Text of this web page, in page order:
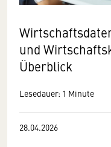
und
Überblick
Lesedauer: 1 Minute
28.04.2026